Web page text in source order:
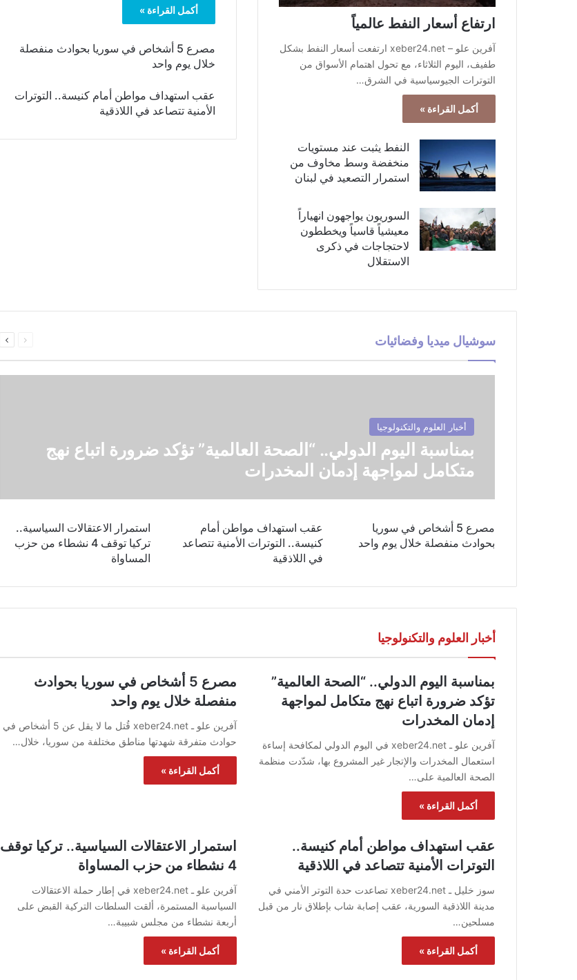
ارتفاع أسعار النفط عالمياً
آفرين علو – xeber24.net ارتفعت أسعار النفط بشكل
طفيف، اليوم الثلاثاء، مع تحول اهتمام الأسواق من
التوترات الجيوسياسية في الشرق…
أكمل القراءة »
النفط يثبت عند مستويات
منخفضة وسط مخاوف من
استمرار التصعيد في لبنان
السوريون يواجهون انهياراً
معيشياً قاسياً ويخططون
لاحتجاجات في ذكرى
الاستقلال
أكمل القراءة »
مصرع 5 أشخاص في سوريا بحوادث منفصلة
خلال يوم واحد
عقب استهداف مواطن أمام كنيسة.. التوترات
الأمنية تتصاعد في اللاذقية
سوشيال ميديا وفضائيات الصفحةالصفحة
أخبار العلوم والتكنولوجيا
بمناسبة اليوم الدولي.. “الصحة العالمية” تؤكد ضرورة اتباع نهج
متكامل لمواجهة إدمان المخدرات
مصرع 5 أشخاص في سوريا
بحوادث منفصلة خلال يوم واحد
عقب استهداف مواطن أمام
كنيسة.. التوترات الأمنية تتصاعد
في اللاذقية
استمرار الاعتقالات السياسية..
تركيا توقف 4 نشطاء من حزب
المساواة
أخبار العلوم والتكنولوجيا
بمناسبة اليوم الدولي.. “الصحة العالمية”
تؤكد ضرورة اتباع نهج متكامل لمواجهة
إدمان المخدرات
آفرين علو ـ xeber24.net في اليوم الدولي لمكافحة إساءة
استعمال المخدرات والإتجار غير المشروع بها، شدّدت منظمة
الصحة العالمية على…
أكمل القراءة »
مصرع 5 أشخاص في سوريا بحوادث
منفصلة خلال يوم واحد
آفرين علو ـ xeber24.net قُتل ما لا يقل عن 5 أشخاص في
حوادث متفرقة شهدتها مناطق مختلفة من سوريا، خلال…
أكمل القراءة »
عقب استهداف مواطن أمام كنيسة..
التوترات الأمنية تتصاعد في اللاذقية
سوز خليل ـ xeber24.net تصاعدت حدة التوتر الأمني في
مدينة اللاذقية السورية، عقب إصابة شاب بإطلاق نار من قبل
مسلحين…
أكمل القراءة »
استمرار الاعتقالات السياسية.. تركيا توقف
4 نشطاء من حزب المساواة
آفرين علو ـ xeber24.net في إطار حملة الاعتقالات
السياسية المستمرة، ألقت السلطات التركية القبض على
أربعة نشطاء من مجلس شبيبة…
أكمل القراءة »
أغسطس 6, 2026